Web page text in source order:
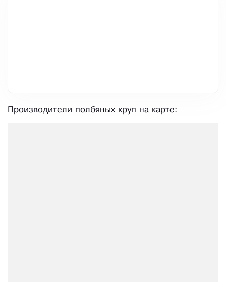
Производители полбяных круп на карте: